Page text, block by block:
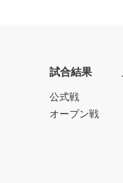
試合結果
公式戦
オープン戦